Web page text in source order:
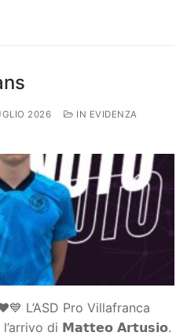
2026
IN EVIDENZA
L’ASD Pro Villafranca
di 𝗠𝗮𝘁𝘁𝗲𝗼 𝗔𝗿𝘁𝘂𝘀𝗶𝗼.